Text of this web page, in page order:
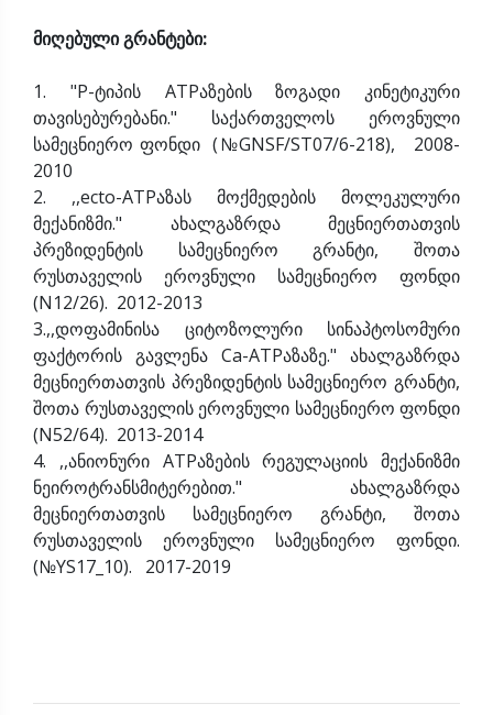
მიღებული გრანტები:
1. "P-ტიპის ATPაზების ზოგადი კინეტიკური
თავისებურებანი." საქართველოს ეროვნული
სამეცნიერო ფონდი (№GNSF/ST07/6-218), 2008-
2010
2. ,,ecto-ATPაზას მოქმედების მოლეკულური
მექანიზმი." ახალგაზრდა მეცნიერთათვის
პრეზიდენტის სამეცნიერო გრანტი, შოთა
რუსთაველის ეროვნული სამეცნიერო ფონდი
(N12/26). 2012-2013
3.,,დოფამინისა ციტოზოლური სინაპტოსომური
ფაქტორის გავლენა Ca-ATPაზაზე." ახალგაზრდა
მეცნიერთათვის პრეზიდენტის სამეცნიერო გრანტი,
შოთა რუსთაველის ეროვნული სამეცნიერო ფონდი
(N52/64). 2013-2014
4. ,,ანიონური ATPაზების რეგულაციის მექანიზმი
ნეიროტრანსმიტერებით." ახალგაზრდა
მეცნიერთათვის სამეცნიერო გრანტი, შოთა
რუსთაველის ეროვნული სამეცნიერო ფონდი.
(№YS17_10). 2017-2019